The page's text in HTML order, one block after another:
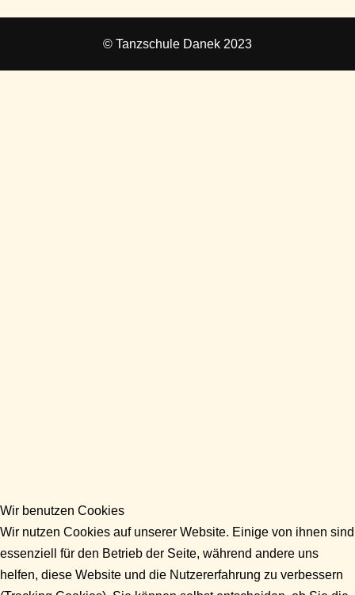
© Tanzschule Danek 2023
Wir benutzen Cookies
Wir nutzen Cookies auf unserer Website. Einige von ihnen sind
essenziell für den Betrieb der Seite, während andere uns
helfen, diese Website und die Nutzererfahrung zu verbessern